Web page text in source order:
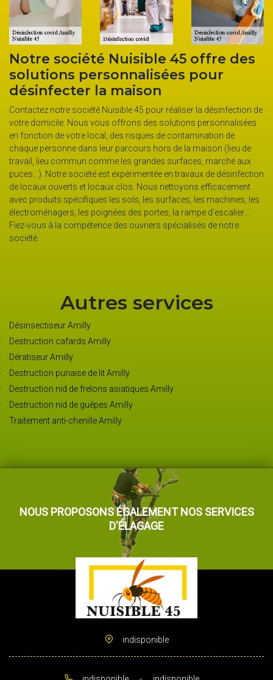
de
de
aux
les
Le devis de désinfection covid de
part de Nuisible 45
La désinfection de bureau et de maison est très importante en
moment. À Amilly dans le département 45200, contactez la
Nuisible 45 pour assurer la désinfection. Son équipe est très
efficace lors de chaque intervention. Pour vous donner les
différents détails de l’opération, elle peut vous préparer un devis
clair et bien détaillé. Dans le devis, vous aurez toutes les
informations à propos du coût total des travaux. Pour
ce devis, allez sur le site web de la société, vous y trouverez le
formulaire de demande. Il suffit de le remplir et vous aurez votre
devis.
Autres services
Désinsectiseur Amilly
Destruction cafards Amilly
Dératiseur Amilly
Destruction punaise de lit Amilly
Destruction nid de frelons asiatiques Amilly
Destruction nid de guêpes Amilly
Traitement anti-chenille Amilly
NOUS PROPOSONS ÉGALEMENT NOS SERVICES
D'ÉLAGAGE
indisponible